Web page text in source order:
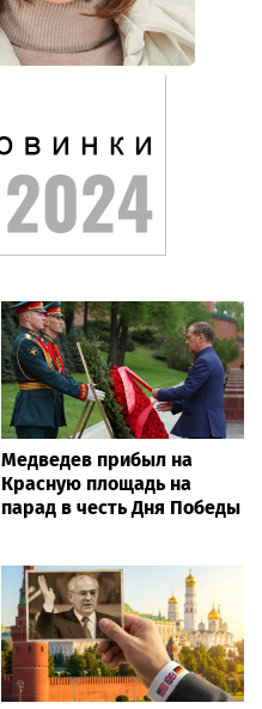
Медведев прибыл на
Красную площадь на
парад в честь Дня Победы